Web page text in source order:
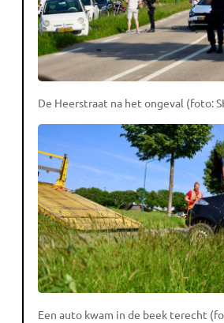
De Heerstraat na het ongeval (foto:
Een auto kwam in de beek terecht